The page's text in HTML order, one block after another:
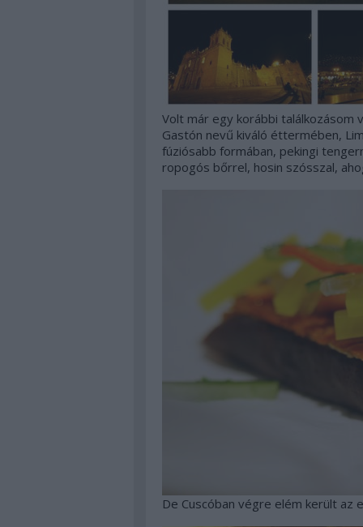
Volt már egy korábbi találkozásom
Gastón nevű kiváló éttermében,
fúziósabb formában, pekingi
ropogós bőrrel, hosin szósszal,
De Cuscóban végre elém került az